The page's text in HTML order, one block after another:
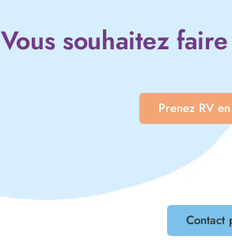
Vous souhaitez
Prenez RV
Contact